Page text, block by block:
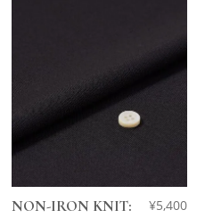
NON-IRON KNIT:
¥5,400